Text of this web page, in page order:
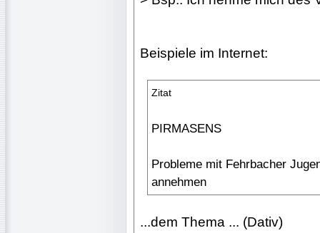
Beispiele im Internet:
Zitat
PIRMASENS
Probleme mit Fehrbacher
annehmen
...dem Thema ... (Dativ)